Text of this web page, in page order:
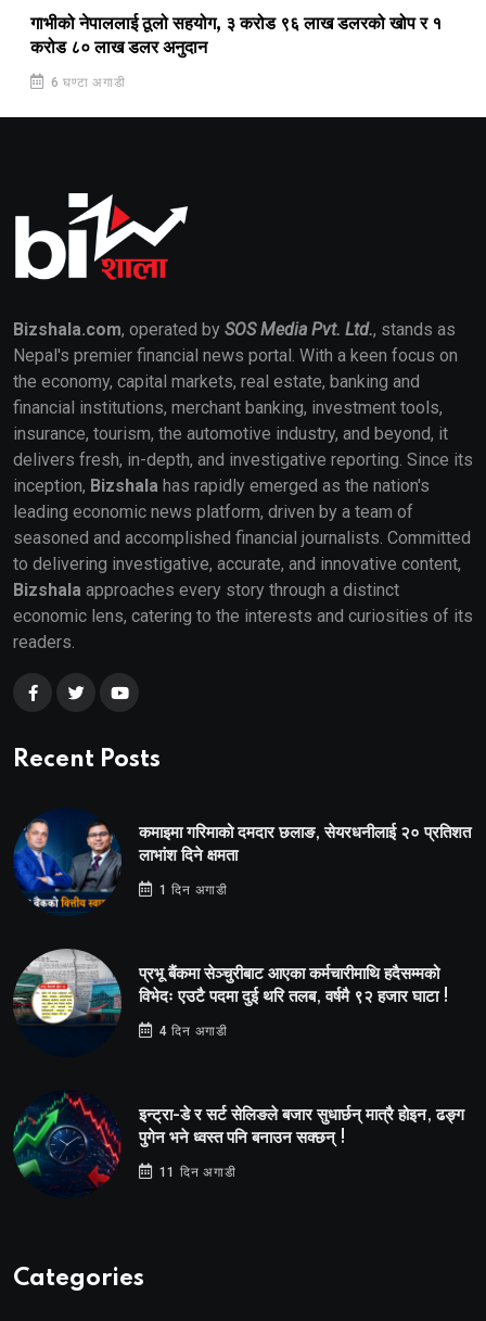
गाभीको नेपाललाई ठूलो सहयोग, ३ करोड ९६ लाख डलरको खोप र १
करोड ८० लाख डलर अनुदान
6 घण्टा अगाडी
Bizshala.com, operated by SOS Media Pvt. Ltd., stands as
Nepal's premier financial news portal. With a keen focus on
the economy, capital markets, real estate, banking and
financial institutions, merchant banking, investment tools,
insurance, tourism, the automotive industry, and beyond, it
delivers fresh, in-depth, and investigative reporting. Since its
inception, Bizshala has rapidly emerged as the nation's
leading economic news platform, driven by a team of
seasoned and accomplished financial journalists. Committed
to delivering investigative, accurate, and innovative content,
Bizshala approaches every story through a distinct
economic lens, catering to the interests and curiosities of its
readers.
Recent Posts
कमाइमा गरिमाको दमदार छलाङ, सेयरधनीलाई २० प्रतिशत
लाभांश दिने क्षमता
1 दिन अगाडी
प्रभू बैंकमा सेञ्चुरीबाट आएका कर्मचारीमाथि हदैसम्मको
विभेदः एउटै पदमा दुई थरि तलब, वर्षमै ९२ हजार घाटा !
4 दिन अगाडी
इन्ट्रा-डे र सर्ट सेलिङले बजार सुधार्छन् मात्रै होइन, ढङ्ग
पुगेन भने ध्वस्त पनि बनाउन सक्छन् !
11 दिन अगाडी
Categories